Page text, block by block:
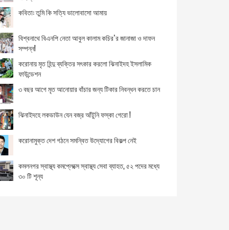
ঝিনাইদহে আমার বাংলাদেশ ফাউন্ডেশনের উদ্যোগে বৃক্ষ রোপন
ঝিনাইদহে আওয়ামী স্বেচ্ছাসেবক লীগের ২৭ তম প্রতিষ্ঠা বার্ষিকী
পালিত
ভ্যান চাওয়া তেল বিক্রেতা সেই বৃদ্ধা এখন শয্যাশায়ী
রাঙ্গুনিয়ায় সংবর্ধিত হলেন নবাগত ও বিদায়ী ইউএনও
বৌদ্ধ ধর্মীয় কল্যান ট্রাস্টের ট্রাস্টি নির্বাচিত রঞ্জন বড়ুয়া
লকডাউনের তৃতীয় দিনেও অভিযান অব্যাহত
কবিতা: তুমি কি সত্যি ভালোবাসো আমায়
বিশ্বনাথে বিএনপি নেতা আবুল কালাম কচির’র জানাজা ও দাফন
সম্পন্ন!
করোনায় মৃত হিন্দু ব্যক্তির সৎকার করলো ঝিনাইদহ ইসলামিক
ফাউন্ডেশন
৩ বছর আগে মৃত আনোয়ার বাঁচার জন্য টিকার নিবন্ধন করতে চান
ঝিনাইদহে লকডাউন যেন বজ্র আঁটুনি ফস্কা গেরো !
করোনামুক্ত দেশ গঠনে সমন্বিত উদ্যোগের বিকল্প নেই
কমলনগর স্বাস্থ্য কমপ্লেক্সে স্বাস্থ্য সেবা ব্যাহত, ৫২ পদের মধ্যে
৩০ টি শূন্য